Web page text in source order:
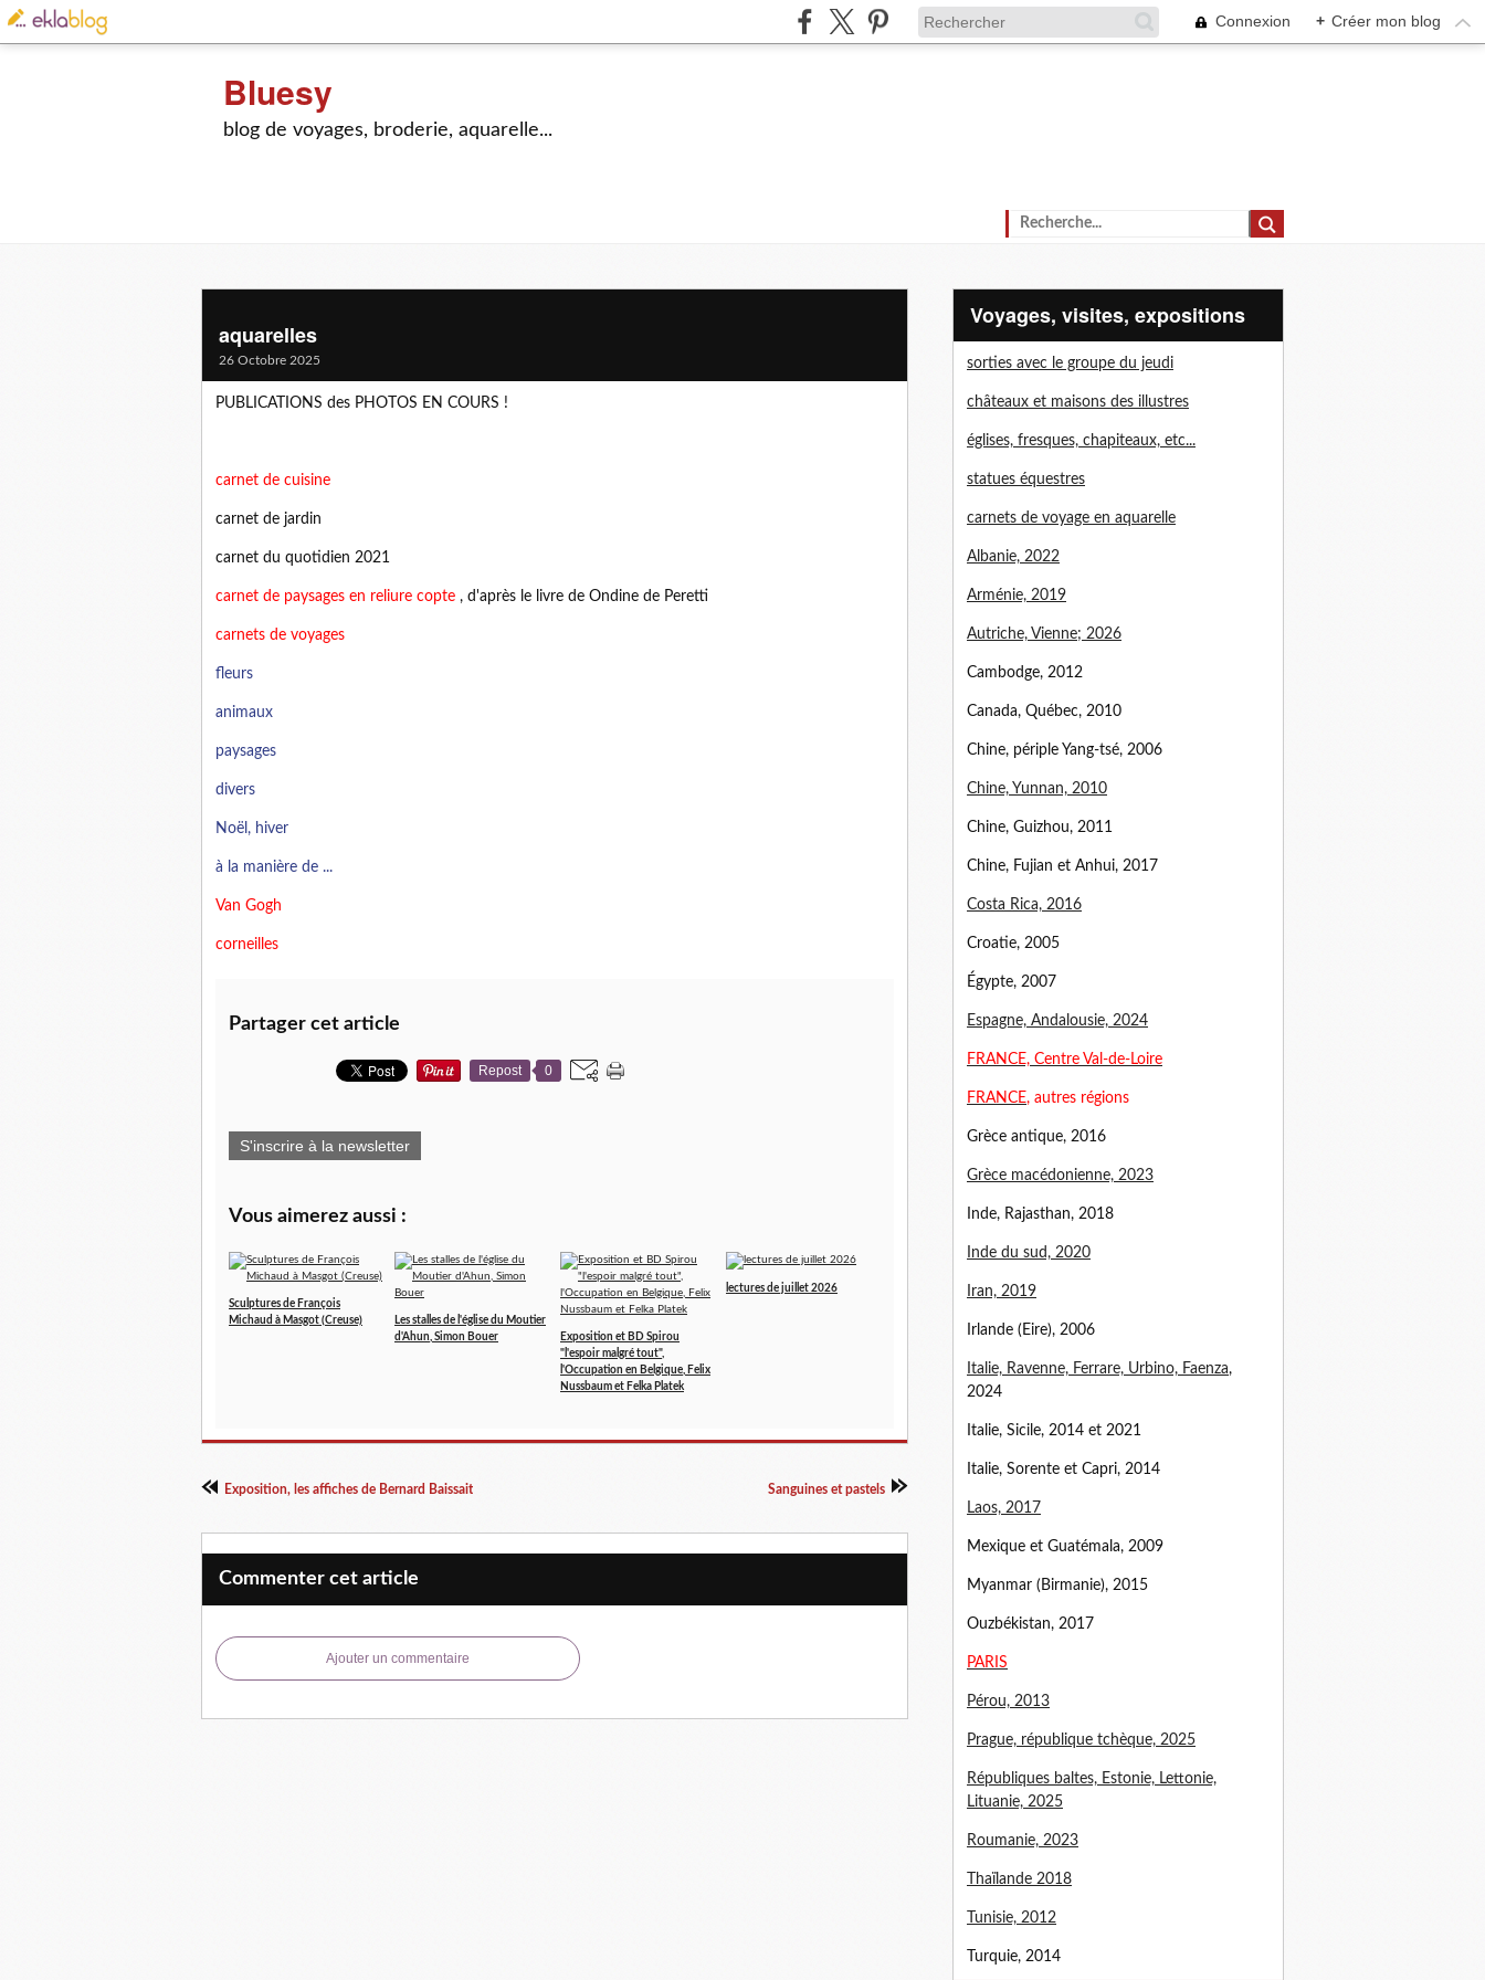
Connexion + Créer mon blog
Bluesy
blog de voyages, broderie, aquarelle...
aquarelles
26 Octobre 2025
PUBLICATIONS des PHOTOS EN COURS !
carnet de cuisine
carnet de jardin
carnet du quotidien 2021
carnet de paysages en reliure copte , d'après le livre de Ondine de Peretti
carnets de voyages
fleurs
animaux
paysages
divers
Noël, hiver
à la manière de ...
Van Gogh
corneilles
Partager cet article
Repost 0
S'inscrire à la newsletter
Vous aimerez aussi :
Sculptures de François
Michaud à Masgot (Creuse)
Les stalles de l'église du Moutier
d'Ahun, Simon Bouer
Exposition et BD Spirou
"l'espoir malgré tout",
l'Occupation en Belgique, Felix
Nussbaum et Felka Platek
lectures de juillet 2026
Exposition, les affiches de Bernard Baissait Sanguines et pastels
Commenter cet article
Ajouter un commentaire
voyages, visites, expositions
sorties avec le groupe du jeudi
châteaux et maisons des illustres
églises, fresques, chapiteaux, etc...
statues équestres
carnets de voyage en aquarelle
Albanie, 2022
Arménie, 2019
Autriche, Vienne; 2026
Cambodge, 2012
Canada, Québec, 2010
Chine, périple Yang-tsé, 2006
Chine, Yunnan, 2010
Chine, Guizhou, 2011
Chine, Fujian et Anhui, 2017
Costa Rica, 2016
Croatie, 2005
Égypte, 2007
Espagne, Andalousie, 2024
FRANCE, Centre Val-de-Loire
FRANCE, autres régions
Grèce antique, 2016
Grèce macédonienne, 2023
Inde, Rajasthan, 2018
Inde du sud, 2020
Iran, 2019
Irlande (Eire), 2006
Italie, Ravenne, Ferrare, Urbino, Faenza,
2024
Italie, Sicile, 2014 et 2021
Italie, Sorente et Capri, 2014
Laos, 2017
Mexique et Guatémala, 2009
Myanmar (Birmanie), 2015
Ouzbékistan, 2017
PARIS
Pérou, 2013
Prague, république tchèque, 2025
Républiques baltes, Estonie, Lettonie,
Lituanie, 2025
Roumanie, 2023
Thaïlande 2018
Tunisie, 2012
Turquie, 2014